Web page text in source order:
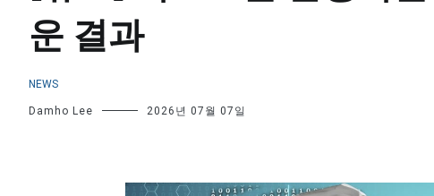
운 결과
NEWS
Damho Lee 2026년 07월 07일